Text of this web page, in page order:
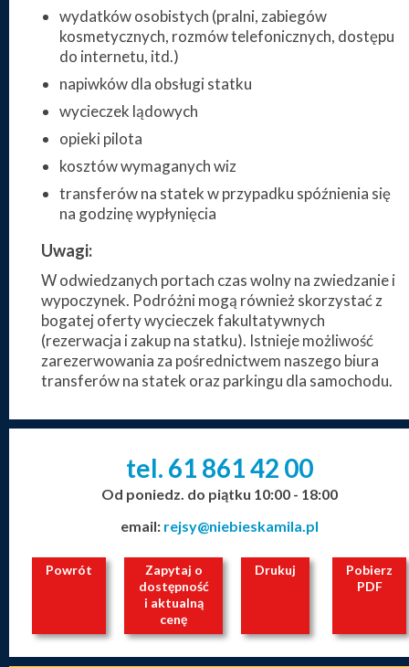
wydatków osobistych (pralni, zabiegów
kosmetycznych, rozmów telefonicznych, dostępu
do internetu, itd.)
napiwków dla obsługi statku
wycieczek lądowych
opieki pilota
kosztów wymaganych wiz
transferów na statek w przypadku spóźnienia się
na godzinę wypłynięcia
Uwagi:
W odwiedzanych portach czas wolny na zwiedzanie i
wypoczynek. Podróżni mogą również skorzystać z
bogatej oferty wycieczek fakultatywnych
(rezerwacja i zakup na statku). Istnieje możliwość
zarezerwowania za pośrednictwem naszego biura
transferów na statek oraz parkingu dla samochodu.
tel. 61 86142 00
Od poniedz. do piątku 10:00 - 18:00
email: rejsy@niebieskamila.pl
Powrót
Zapytaj o
dostępność
i aktualną
cenę
Drukuj
Pobierz
PDF